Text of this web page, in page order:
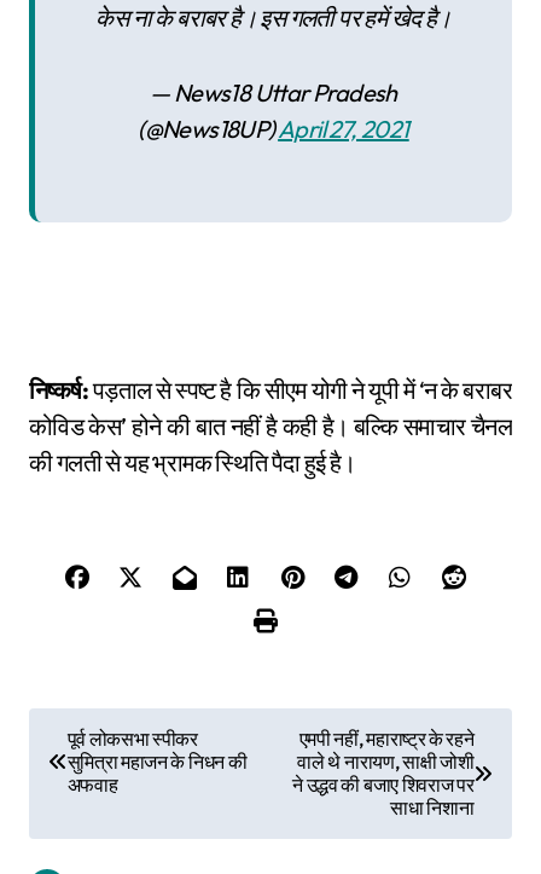
केस ना के बराबर है। इस गलती पर हमें खेद है।
— News18 Uttar Pradesh
(@News18UP)April 27, 2021
निष्कर्ष:पड़ताल से स्पष्ट है कि सीएम योगी ने यूपी में ‘न के बराबर
कोविड केस’ होने की बात नहीं है कही है। बल्कि समाचार चैनल
की गलती से यह भ्रामक स्थिति पैदा हुई है।
s
पूर्व लोकसभा स्पीकर
सुमित्रा महाजन के निधन की
अफवाह
एमपी नहीं, महाराष्ट्र के रहने
वाले थे नारायण, साक्षी जोशी
ने उद्धव की बजाए शिवराज पर
साधा निशाना